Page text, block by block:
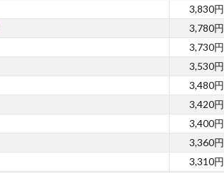
3,830円
3,780円
3,730円
3,530円
3,480円
3,420円
3,400円
3,360円
3,310円